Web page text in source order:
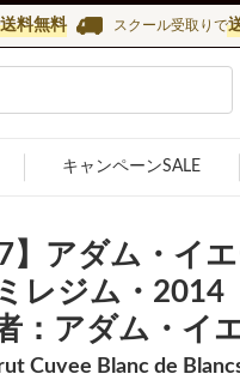
送料無料 スクール受取りで
ラ・マドレーヌ
キャンペーンSALE
】アダム・イ
レジム・2014
：アダム・イ
Cuvee Blanc de